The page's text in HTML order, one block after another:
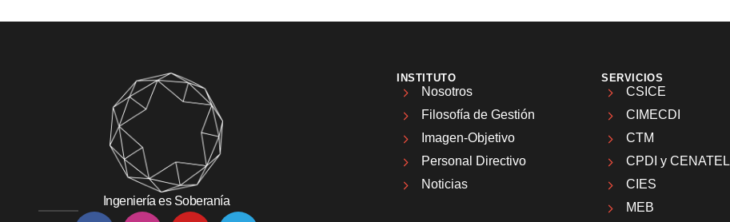
Ingeniería es Soberanía
INSTITUTO
Nosotros
Filosofía de Gestión
Imagen-Objetivo
Personal Directivo
Noticias
SERVICIOS
CSICE
CIMECDI
CTM
CPDI y CENATEL
CIES
MEB